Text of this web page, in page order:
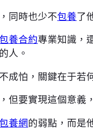
同時也少不包養了
養合約專業知識，
人。
成怕，關鍵在于若
但要實現這個意義
養網的弱點，而是